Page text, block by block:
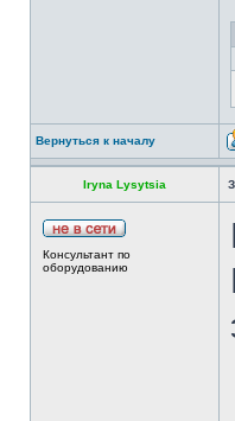
Вернуться к началу
Iryna Lysytsia
Консультант по
оборудованию